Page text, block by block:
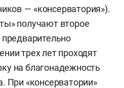
— «консерватория»).
получают второе
трех лет проходят
на благонадежность
При «консерватории»